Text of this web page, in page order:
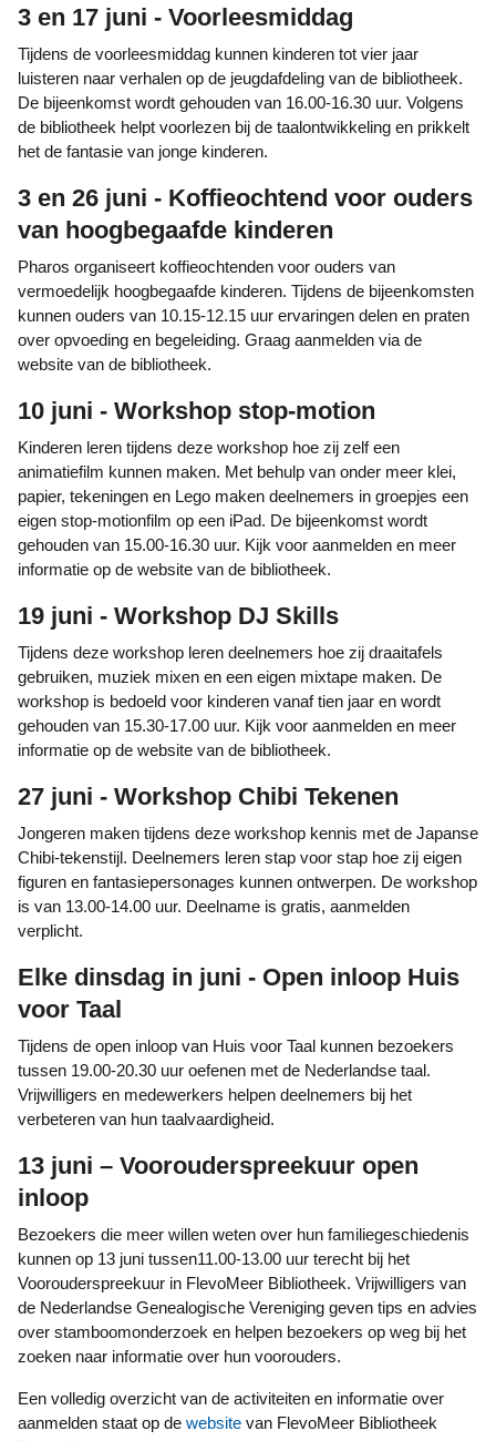
3 en 17 juni - Voorleesmiddag
Tijdens de voorleesmiddag kunnen kinderen tot vier jaar
luisteren naar verhalen op de jeugdafdeling van de bibliotheek.
De bijeenkomst wordt gehouden van 16.00-16.30 uur. Volgens
de bibliotheek helpt voorlezen bij de taalontwikkeling en prikkelt
het de fantasie van jonge kinderen.
3 en 26 juni - Koffieochtend voor ouders
van hoogbegaafde kinderen
Pharos organiseert koffieochtenden voor ouders van
vermoedelijk hoogbegaafde kinderen. Tijdens de bijeenkomsten
kunnen ouders van 10.15-12.15 uur ervaringen delen en praten
over opvoeding en begeleiding. Graag aanmelden via de
website van de bibliotheek.
10 juni - Workshop stop-motion
Kinderen leren tijdens deze workshop hoe zij zelf een
animatiefilm kunnen maken. Met behulp van onder meer klei,
papier, tekeningen en Lego maken deelnemers in groepjes een
eigen stop-motionfilm op een iPad. De bijeenkomst wordt
gehouden van 15.00-16.30 uur. Kijk voor aanmelden en meer
informatie op de website van de bibliotheek.
19 juni - Workshop DJ Skills
Tijdens deze workshop leren deelnemers hoe zij draaitafels
gebruiken, muziek mixen en een eigen mixtape maken. De
workshop is bedoeld voor kinderen vanaf tien jaar en wordt
gehouden van 15.30-17.00 uur. Kijk voor aanmelden en meer
informatie op de website van de bibliotheek.
27 juni - Workshop Chibi Tekenen
Jongeren maken tijdens deze workshop kennis met de Japanse
Chibi-tekenstijl. Deelnemers leren stap voor stap hoe zij eigen
figuren en fantasiepersonages kunnen ontwerpen. De workshop
is van 13.00-14.00 uur. Deelname is gratis, aanmelden
verplicht.
Elke dinsdag in juni - Open inloop Huis
voor Taal
Tijdens de open inloop van Huis voor Taal kunnen bezoekers
tussen 19.00-20.30 uur oefenen met de Nederlandse taal.
Vrijwilligers en medewerkers helpen deelnemers bij het
verbeteren van hun taalvaardigheid.
13 juni – Voorouderspreekuur open
inloop
Bezoekers die meer willen weten over hun familiegeschiedenis
kunnen op 13 juni tussen11.00-13.00 uur terecht bij het
Voorouderspreekuur in FlevoMeer Bibliotheek. Vrijwilligers van
de Nederlandse Genealogische Vereniging geven tips en advies
over stamboomonderzoek en helpen bezoekers op weg bij het
zoeken naar informatie over hun voorouders.
Een volledig overzicht van de activiteiten en informatie over
aanmelden staat op de website van FlevoMeer Bibliotheek